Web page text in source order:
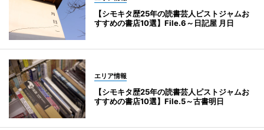
【シモキタ歴25年の読書芸人ピストジャムお
すすめの書店10選】File.6～日記屋 月日
エリア情報
【シモキタ歴25年の読書芸人ピストジャムお
すすめの書店10選】File.5～古書明日